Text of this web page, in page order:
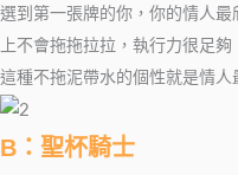
選到第一張牌的你，你的情人
上不會拖拖拉拉，執行力很足
這種不拖泥帶水的個性就是情人
B：聖杯騎士